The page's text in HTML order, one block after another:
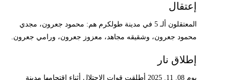
إعتقال
المعتقلون ألـ 5 في مدينة طولكرم هم: محمود جعرون، مجدي
محمود جعرون، وشقيقه مجاهد، معزوز جعرون، ورامي جعرون.
إطلاق نار
يوم 08. 11. 2025 أطلقت قوات الإحتلال أثناء اقتحامها مدينة